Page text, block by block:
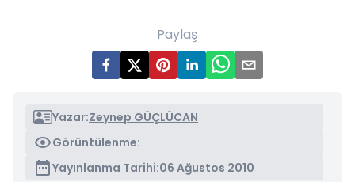
Paylaş
Yazar:Zeynep GÜÇLÜCAN
Görüntülenme:
Yayınlanma Tarihi:06 Ağustos 2010